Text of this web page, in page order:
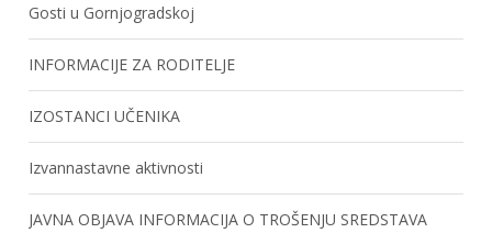
Gosti u Gornjogradskoj
INFORMACIJE ZA RODITELJE
IZOSTANCI UČENIKA
Izvannastavne aktivnosti
JAVNA OBJAVA INFORMACIJA O TROŠENJU SREDSTAVA